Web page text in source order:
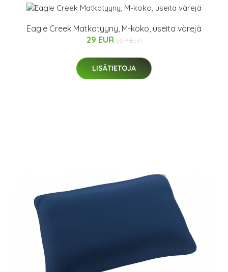
Eagle Creek Matkatyyny, M-koko, useita värejä
29 EUR 55.9 EUR
LISÄTIETOJA